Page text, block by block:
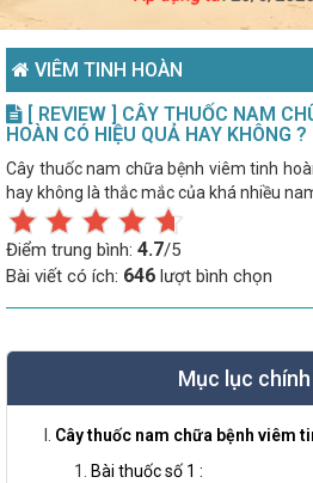
VIÊM TINH HOÀN
[ REVIEW ] CÂY THUỐC NAM
HOÀN CÓ HIỆU QUẢ HAY KHÔNG ?
Cây thuốc nam chữa bệnh viêm tinh
hay không là thắc mắc của khá nhiều
Điểm trung bình: 4.7/5
Bài viết có ích: 646 lượt bình chọn
Mục lục chính
Cây thuốc nam chữa bệnh viêm
Bài thuốc số 1 :